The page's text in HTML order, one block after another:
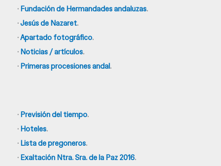
· Fundación de Hermandades andaluzas.
·Jesús de Nazaret.
·Apartado fotográfico.
· Noticias / artículos.
· Primeras procesiones andal.
· Previsión del tiempo.
· Hoteles.
· Lista de pregoneros.
· Exaltación Ntra. Sra. de la Paz 2016.